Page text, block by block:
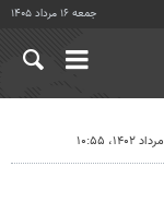
جمعه ۱۶ مرداد ۱۴۰۵